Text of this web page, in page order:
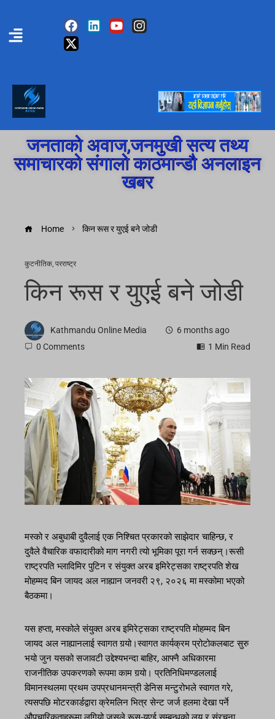
जनताको अवाज,जनमुखी सत्य तथ्य
समाचारको संगालो काठमान्डौ अनलाइन
खबर
Home किन रूस र युएई बने जोडी
कुटनीतिक, परराष्ट्र
किन रूस र युएई बने जोडी
Kathmandu Online Media
6 months ago
0 Comments
1 Min Read
मस्को र अबुधाबी दुवैलाई एक निश्चित प्रकारको साझेदार चाहिन्छ, र
दुवैले वैचारिक वफादारीको माग नगरी त्यो भूमिका पूरा गर्न सक्छन्।रूसी
राष्ट्रपति भ्लादिमिर पुटिन र संयुक्त अरब इमिरेट्सका राष्ट्रपति शेख
मोहम्मद बिन जायद अल नाह्यान जनवरी २९, २०२६ मा मस्कोमा भएको
बैठकमा।
यस हप्ता, मस्कोले संयुक्त अरब इमिरेट्सका राष्ट्रपति मोहम्मद बिन
जायद अल नाह्यानलाई स्वागत गर्‍यो।स्वागत कार्यक्रम प्रोटोकलबाट सुरु
भयो जुन यसको सजावटी उद्देश्यभन्दा बाहिर, आफ्नै अधिकारमा
राजनीतिक उपकरणको रूपमा काम गर्‍यो। प्रतिनिधिमण्डललाई
विमानस्थलमा प्रथम उपप्रधानमन्त्री डेनिस मन्टुरोभले स्वागत गरे,
त्यसपछि मोटरकार्डद्वारा क्रेमलिन भित्र सेन्ट जर्ज हलमा देखा पर्ने